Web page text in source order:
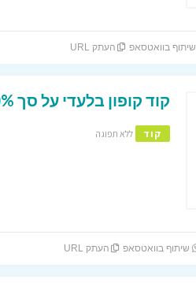
שיתוף בוואטסאפ העתק URL
קוד קופון בלעדי על סך 20% הנחה באתר טימברלנד !
קוד ללא תפוגה
שיתוף בוואטסאפ העתק URL